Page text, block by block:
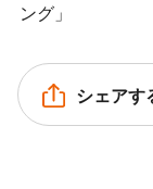
ング」
シェアす